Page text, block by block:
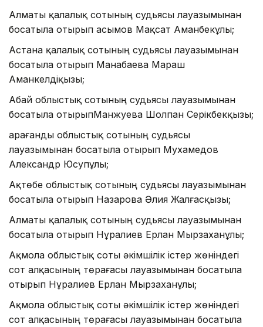
Алматы қалалық сотының судьясы лауазымынан
босатыла отырып Қасымов Мақсат Аманбекұлы;
Астана қалалық сотының судьясы лауазымынан
босатыла отырып Манабаева Мараш
Аманкелдіқызы;
Абай облыстық сотының судьясы лауазымынан
босатыла отырыпМанжуева Шолпан Серікбекқызы;
Қарағанды облыстық сотының судьясы
лауазымынан босатыла отырып Мухамедов
Александр Юсупұлы;
Ақтөбе облыстық сотының судьясы лауазымынан
босатыла отырып Назарова Әлия Жалғасқызы;
Алматы қалалық сотының судьясы лауазымынан
босатыла отырып Нұралиев Ерлан Мырзаханұлы;
Ақмола облыстық соты әкімшілік істер жөніндегі
сот алқасының төрағасы лауазымынан босатыла
отырып Нұралиев Ерлан Мырзаханұлы;
Ақмола облыстық соты әкімшілік істер жөніндегі
сот алқасының төрағасы лауазымынан босатыла